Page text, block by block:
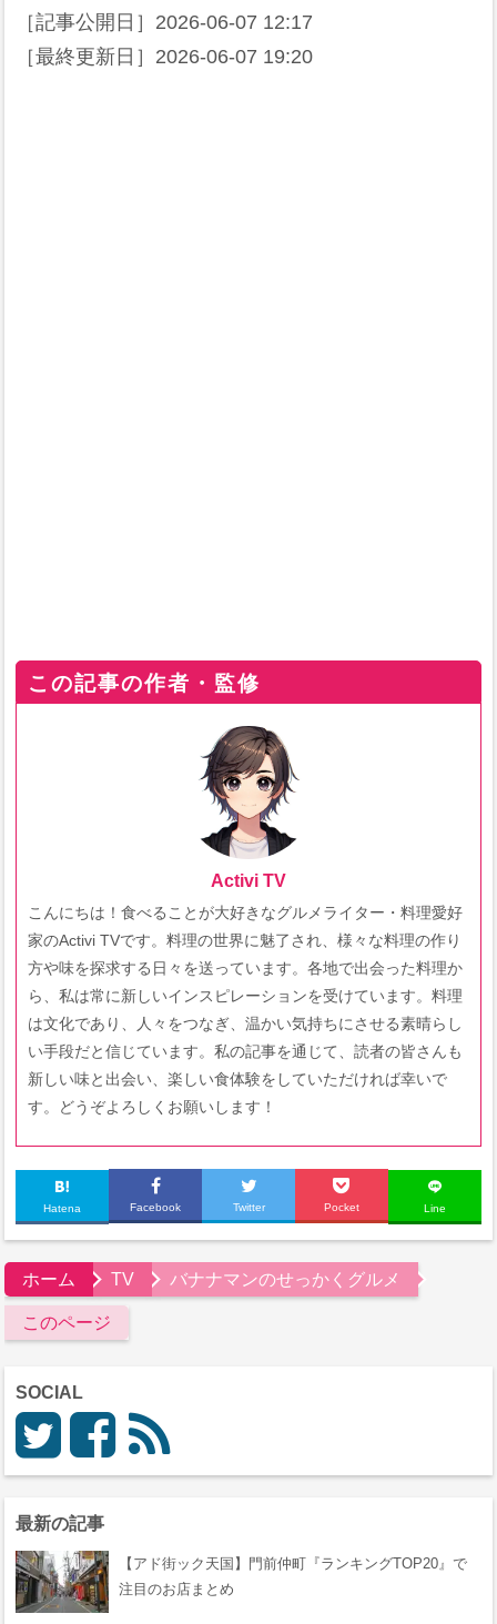
［記事公開日］ 2026-06-07 12:17
［最終更新日］ 2026-06-07 19:20
この記事の作者・監修
Activi TV
こんにちは！食べることが大好きなグルメライター・料理愛好
家のActivi TVです。料理の世界に魅了され、様々な料理の作り
方や味を探求する日々を送っています。各地で出会った料理か
ら、私は常に新しいインスピレーションを受けています。料理
は文化であり、人々をつなぎ、温かい気持ちにさせる素晴らし
い手段だと信じています。私の記事を通じて、読者の皆さんも
新しい味と出会い、楽しい食体験をしていただければ幸いで
す。どうぞよろしくお願いします！
Hatena Facebook Twitter Pocket Line
ホーム TV バナナマンのせっかくグルメ
このページ
SOCIAL
最新の記事
【アド街ック天国】門前仲町『ランキングTOP20』で
注目のお店まとめ